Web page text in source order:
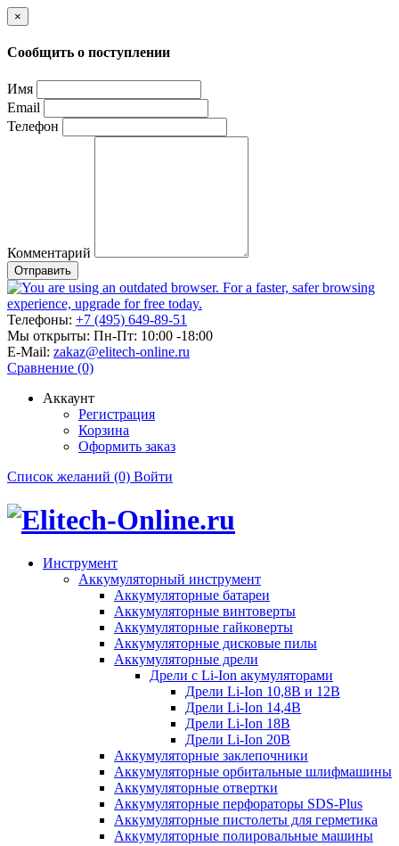
×
Сообщить о поступлении
Имя
Email
Телефон
Комментарий
Отправить
Телефоны: +7 (495) 649-89-51
Мы открыты: Пн-Пт: 10:00 -18:00
E-Mail: zakaz@elitech-online.ru
Сравнение (0)
Аккаунт
Регистрация
Корзина
Оформить заказ
Список желаний (0) Войти
Инструмент
Аккумуляторный инструмент
Аккумуляторные батареи
Аккумуляторные винтоверты
Аккумуляторные гайковерты
Аккумуляторные дисковые пилы
Аккумуляторные дрели
Дрели с Li-Ion акумуляторами
Дрели Li-Ion 10,8В и 12В
Дрели Li-Ion 14,4В
Дрели Li-Ion 18В
Дрели Li-Ion 20В
Аккумуляторные заклепочники
Аккумуляторные орбитальные шлифмашины
Аккумуляторные отвертки
Аккумуляторные перфораторы SDS-Plus
Аккумуляторные пистолеты для герметика
Аккумуляторные полировальные машины